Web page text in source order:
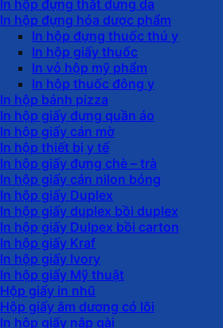
In hộp đựng thắt dưng da
In hộp đựng hóa dược phẩm
In hộp đựng thuốc thú y
In hộp giấy thuốc
In vỏ hộp mỹ phẩm
In hộp thuốc đông y
In hộp bánh pizza
In hộp giấy đựng quần áo
In hộp giấy cán mờ
In hộp thiết bị y tế
In hộp giấy đựng chè – trà
In hộp giấy cán nilon bóng
In hộp giấy Duplex
In hộp giấy duplex bồi duplex
In hộp giấy Dulpex bồi carton
In hộp giấy Kraf
In hộp giấy Ivory
In hộp giấy Mỹ thuật
Hộp giấy in nhũ
Hộp giấy âm dương có lõi
In hộp giấy nắp gài